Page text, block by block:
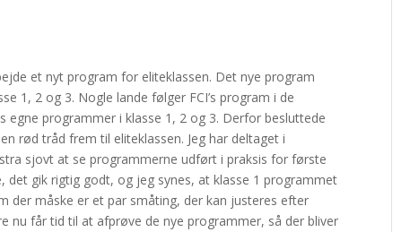
et nyt program for eliteklassen. Det nye program
1, 2 og 3. Nogle lande følger FCI’s program i de
egne programmer i klasse 1, 2 og 3. Derfor besluttede
rød tråd frem til eliteklassen. Jeg har deltaget i
sjovt at se programmerne udført i praksis for første
det gik rigtig godt, og jeg synes, at klasse 1 programmet
der måske er et par småting, der kan justeres efter
nu får tid til at afprøve de nye programmer, så der bliver